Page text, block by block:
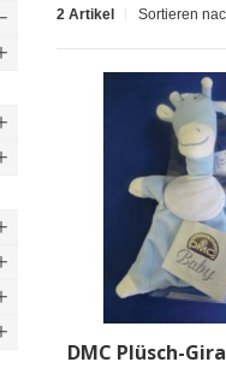
2 Artikel Sortieren